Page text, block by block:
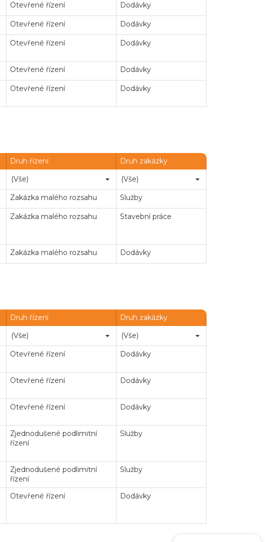
Otevřené řízení Dodávky
Otevřené řízení Dodávky
Otevřené řízení Dodávky
Otevřené řízení Dodávky
Otevřené řízení Dodávky
Druh řízení Druh zakázky
Zakázka malého rozsahu Služby
Zakázka malého rozsahu Stavební práce
Zakázka malého rozsahu Dodávky
Druh řízení Druh zakázky
Otevřené řízení Dodávky
Otevřené řízení Dodávky
Otevřené řízení Dodávky
Zjednodušené podlimitní
řízení
Služby
Zjednodušené podlimitní
řízení
Služby
Otevřené řízení Dodávky